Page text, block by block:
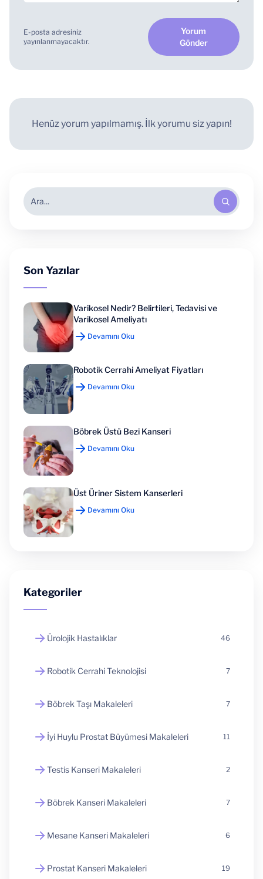
E-posta adresiniz
yayınlanmayacaktır.
Yorum
Gönder
Henüz yorum yapılmamış. İlk yorumu siz yapın!
Son Yazılar
Varikosel Nedir? Belirtileri, Tedavisi ve
Varikosel Ameliyatı
Devamını Oku
Robotik Cerrahi Ameliyat Fiyatları
Devamını Oku
Böbrek Üstü Bezi Kanseri
Devamını Oku
Üst Üriner Sistem Kanserleri
Devamını Oku
Kategoriler
Ürolojik Hastalıklar 46
Robotik Cerrahi Teknolojisi 7
Böbrek Taşı Makaleleri 7
İyi Huylu Prostat Büyümesi Makaleleri 11
Testis Kanseri Makaleleri 2
Böbrek Kanseri Makaleleri 7
Mesane Kanseri Makaleleri 6
Prostat Kanseri Makaleleri 19